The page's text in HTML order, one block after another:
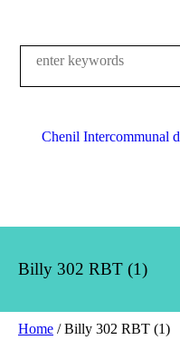
Chenil Intercommunal
Billy 302 RBT (1)
Home /Billy 302 RBT (1)